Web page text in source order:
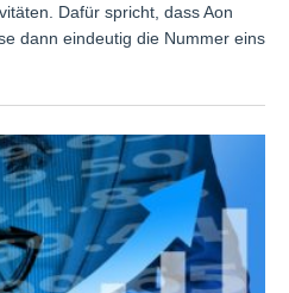
Dafür spricht, dass Aon
dann eindeutig die Nummer eins